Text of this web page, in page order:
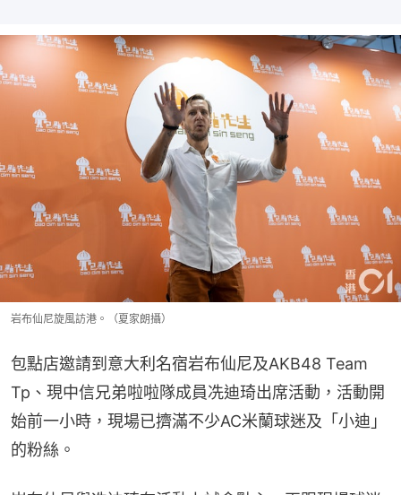
岩布仙尼旋風訪港。（夏家朗攝）
包點店邀請到意大利名宿岩布仙尼及AKB48 Team
Tp、現中信兄弟啦啦隊成員冼迪琦出席活動，活動開
始前一小時，現場已擠滿不少AC米蘭球迷及「小迪」
的粉絲。